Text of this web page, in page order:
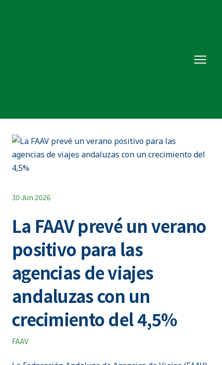
30 Jun 2026
La FAAV prevé un verano
positivo para las
agencias de viajes
andaluzas con un
crecimiento del 4,5%
FAAV